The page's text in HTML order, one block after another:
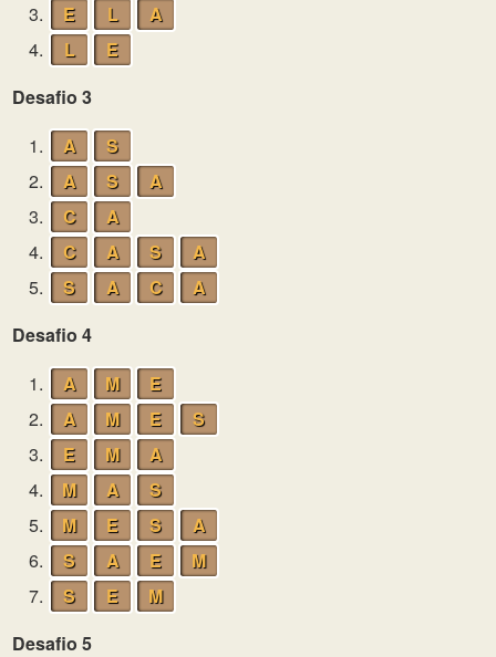
3.
E L
A
4.
L
E
Desafio 3
1.
A
S
2.
A S
A
3.
C
A
4.
C A S
A
5.
S A C
A
Desafio 4
1.
A M
E
2.
A M E
S
3.
E M
A
4.
M A
S
5.
M E S
A
6.
S A E
M
7.
S E
M
Desafio 5